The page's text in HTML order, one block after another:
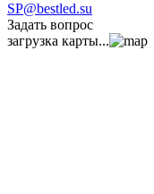
SP@bestled.su
Задать вопрос
загрузка карты...